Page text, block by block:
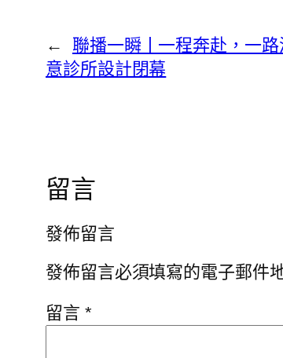
←
聯播一瞬丨一程奔赴，一
意診所設計閉幕
留言
發佈留言
發佈留言必須填寫的電子郵件
留言 *